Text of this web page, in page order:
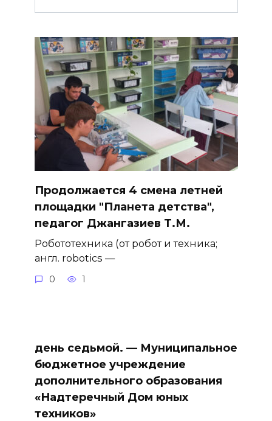
Продолжается 4 смена летней
площадки "Планета детства",
педагог Джангазиев Т.М.
Робототехника (от робот и техника;
англ. robotics —
0 1
день седьмой. — Муниципальное
бюджетное учреждение
дополнительного образования
«Надтеречный Дом юных
техников»